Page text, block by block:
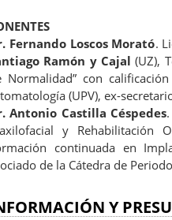
Fernando Loscos Morató.
Ramón y Cajal (UZ),
Normalidad” con
(UPV), ex-
Antonio Castilla Céspedes
y Rehabilitación
continuada en
de la Cátedra de
Y